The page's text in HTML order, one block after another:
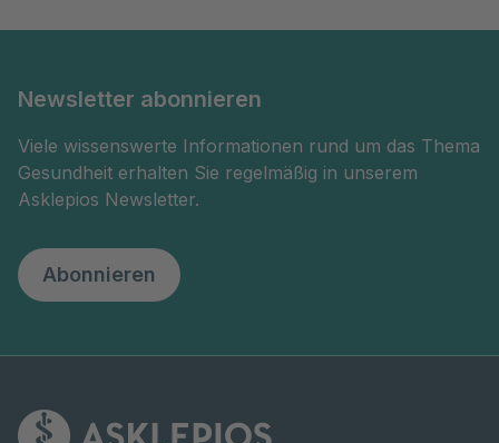
Newsletter abonnieren
Viele wissenswerte Informationen rund um das Thema
Gesundheit erhalten Sie regelmäßig in unserem
Asklepios Newsletter.
Abonnieren